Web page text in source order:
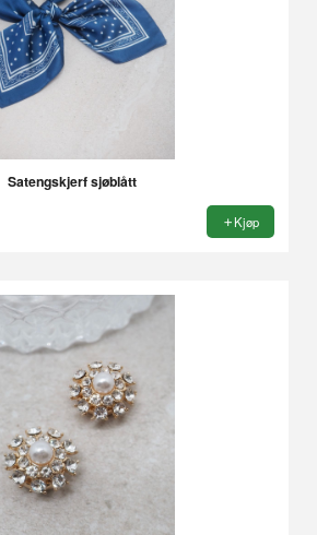
Satengskjerf sjøblått
Kjøp